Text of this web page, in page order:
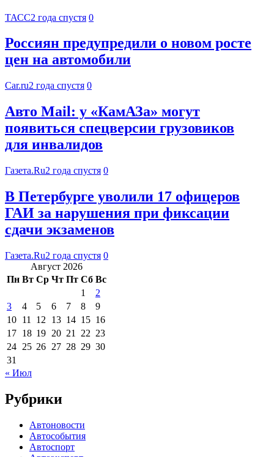
ТАСС2 года спустя 0
Россиян предупредили о новом росте
цен на автомобили
Car.ru2 года спустя 0
Авто Mail: у «КамАЗа» могут
появиться спецверсии грузовиков
для инвалидов
Газета.Ru2 года спустя 0
В Петербурге уволили 17 офицеров
ГАИ за нарушения при фиксации
сдачи экзаменов
Газета.Ru2 года спустя 0
Август 2026
Пн Вт Ср Чт Пт Сб Вс
1
2
3
4 5 6 7 8
9
10 11 12 13 14 15 16
17 18 19 20 21 22 23
24 25 26 27 28 29 30
31
« Июл
Рубрики
Автоновости
Автособытия
Автоспорт